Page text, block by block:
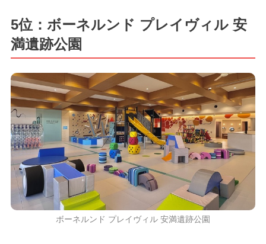
5位：ボーネルンド プレイヴィル 安
満遺跡公園
ボーネルンド プレイヴィル 安満遺跡公園